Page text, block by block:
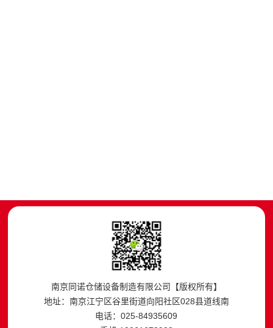
南京同诺仓储设备制造有限公司【版权所有】
地址：南京江宁区谷里街道向阳社区028县道线南
电话：025-84935609